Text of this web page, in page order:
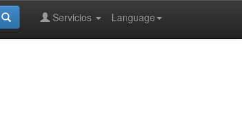
Language
Servicios